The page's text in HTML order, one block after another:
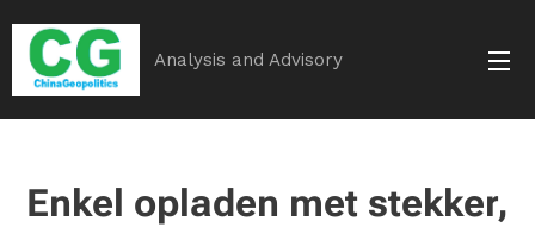
Analysis and Advisory
Enkel opladen met stekker,